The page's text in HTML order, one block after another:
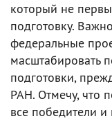
который не
подготовку.
федеральные
масштабировать
подготовки,
РАН. Отмечу, что
все победители